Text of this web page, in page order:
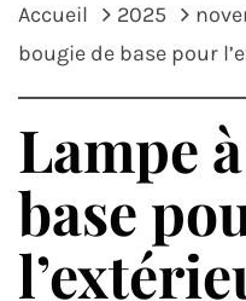
Accueil 2025
bougie de base pour
Lampe
base